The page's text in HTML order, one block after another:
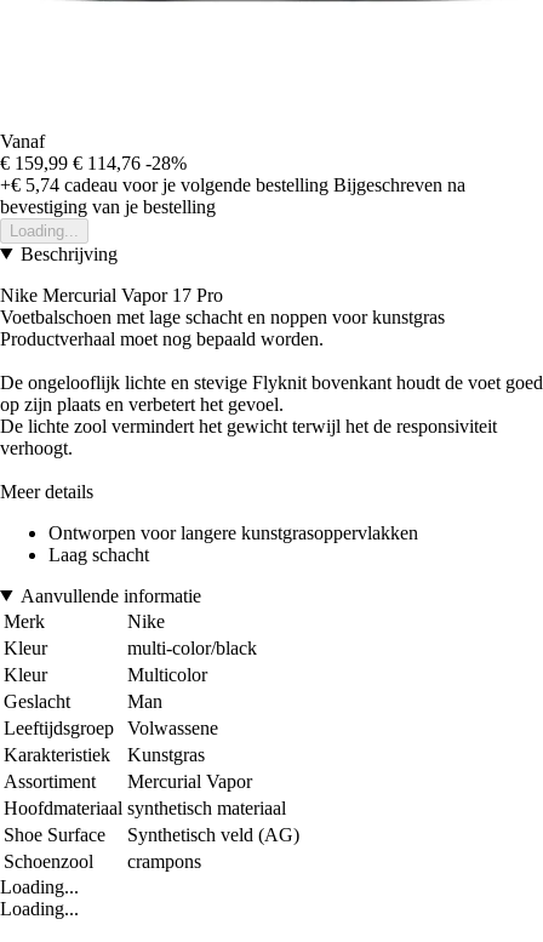
Vanaf
€ 159,99 € 114,76 -28%
+€ 5,74 cadeau voor je volgende bestelling Bijgeschreven na
bevestiging van je bestelling
Loading...
Beschrijving
Nike Mercurial Vapor 17 Pro
Voetbalschoen met lage schacht en noppen voor kunstgras
Productverhaal moet nog bepaald worden.
De ongelooflijk lichte en stevige Flyknit bovenkant houdt de voet goed
op zijn plaats en verbetert het gevoel.
De lichte zool vermindert het gewicht terwijl het de responsiviteit
verhoogt.
Meer details
Ontworpen voor langere kunstgrasoppervlakken
Laag schacht
Aanvullende informatie
Merk
Nike
Kleur
multi-color/black
Kleur
Multicolor
Geslacht
Man
Leeftijdsgroep
Volwassene
Karakteristiek
Kunstgras
Assortiment
Mercurial Vapor
Hoofdmateriaal synthetisch materiaal
Shoe Surface
Synthetisch veld (AG)
Schoenzool
crampons
Loading...
Loading...